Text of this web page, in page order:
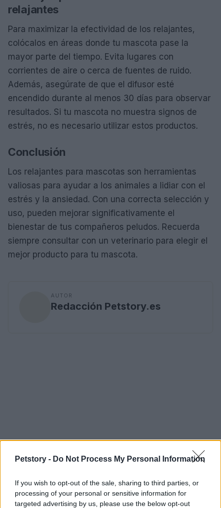
Petstory - Do Not Process My Personal Information
If you wish to opt-out of the sale, sharing to third parties, or
processing of your personal or sensitive information for
targeted advertising by us, please use the below opt-out
relajantes
Para maximizar la efectividad de los relajantes,
colócalos en áreas donde tu mascota pase la
mayor parte del tiempo. Evita lugares con
corrientes de aire o cerca de fuentes de ruido.
Además, asegúrate de que el difusor esté
encendido durante al menos 30 días para observar
resultados. Si tu mascota no muestra signos de
estrés, no es necesario utilizar estos productos.
Conclusión
Los relajantes para mascotas son herramientas
valiosas para ayudar a los animales a lidiar con el
estrés y la ansiedad. Con una correcta selección y
uso, pueden mejorar significativamente el
bienestar de tus compañeros peludos. Recuerda
siempre consultar con un veterinario para elegir el
mejor producto para tu mascota.
AUTOR
Redacción Petstory.es